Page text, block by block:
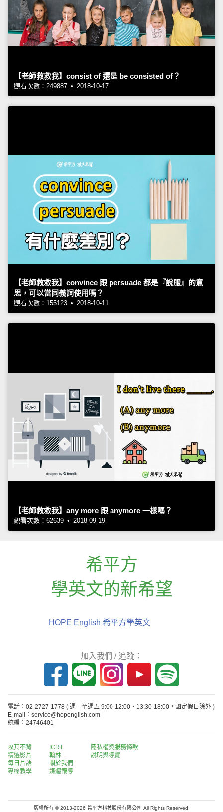
【老師救救我】consist of 還是 be consisted of？
觀看次數：249887 • 2018-10-17
【老師救救我】convince 跟 persuade 都是『說服』的意
思，可以當同義詞使用嗎？
觀看次數：155123 • 2018-10-11
【老師救救我】any more 跟 anymore 一樣嗎？
觀看次數：62639 • 2018-09-19
希平方
學英文的新希望
HOPE English 希平方學英文
加入我們 / 追蹤：
電話：02-2727-1778 ( 週一至週五 9:00-12:00、13:30-18:00，國定假日除外 )
E-mail：service@hopenglish.com
統編：24746401
攻其不背
精選影片
每日片語
專欄教學
ICRT
翰林
關於我們
媒體報導
隱私權與服務條款
說明與導覽
版權所有 © 2013-2026 希平方科技股份有限公司 All Rights Reserved.